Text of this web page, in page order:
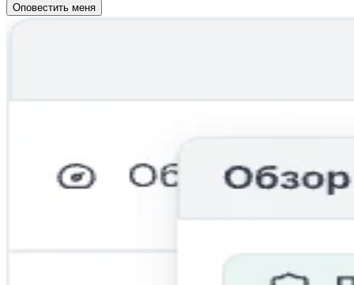
Оповестить меня